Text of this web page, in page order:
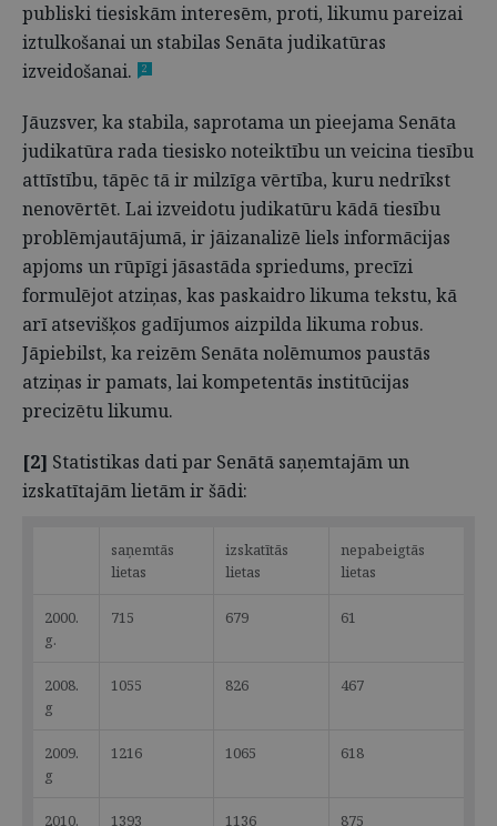
publiski tiesiskām interesēm, proti, likumu pareizai
iztulkošanai un stabilas Senāta judikatūras
izveidošanai.
2
Jāuzsver, ka stabila, saprotama un pieejama Senāta
judikatūra rada tiesisko noteiktību un veicina tiesību
attīstību, tāpēc tā ir milzīga vērtība, kuru nedrīkst
nenovērtēt. Lai izveidotu judikatūru kādā tiesību
problēmjautājumā, ir jāizanalizē liels informācijas
apjoms un rūpīgi jāsastāda spriedums, precīzi
formulējot atziņas, kas paskaidro likuma tekstu, kā
arī atsevišķos gadījumos aizpilda likuma robus.
Jāpiebilst, ka reizēm Senāta nolēmumos paustās
atziņas ir pamats, lai kompetentās institūcijas
precizētu likumu.
[2] Statistikas dati par Senātā saņemtajām un
izskatītajām lietām ir šādi:
saņemtās
lietas
izskatītās
lietas
nepabeigtās
lietas
2000.
g.
715 679 61
2008.
g
1055 826 467
2009.
g
1216 1065 618
2010.
1393 1136 875